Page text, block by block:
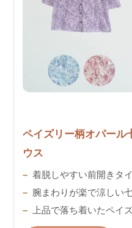
ペイズリー柄オパール
ウス
着脱しやすい前開きタ
腕まわりが楽で涼しい
上品で落ち着いたペイ